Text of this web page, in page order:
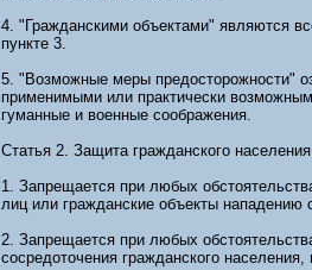
4. "Гражданскими объектами" являются
пункте 3.
5. "Возможные меры предосторожности"
применимыми или практически
гуманные и военные соображения.
Статья 2. Защита гражданского
1. Запрещается при любых
лиц или гражданские объекты нападению
2. Запрещается при любых
сосредоточения гражданского